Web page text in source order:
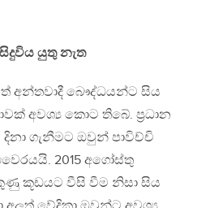
යුතු නැත
අන්තවාදී බෞද්ධයන්ට සිය
අවශ්‍ය කොට තිබේ. ප‍්‍රධාන
දිනා ගැනීමට ඔවුන් පාවිච්චි
2015 අගෝස්තු
කූඩයට වීසි වීම නිසා සිය